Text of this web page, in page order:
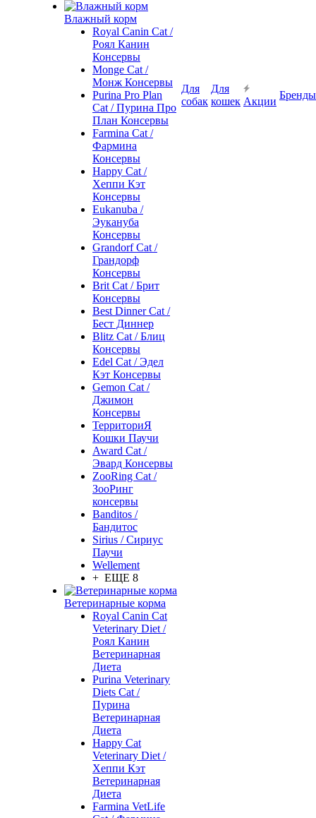
Влажный корм
Royal Canin Cat /
Роял Канин
Консервы
Monge Cat /
Монж Консервы
Purina Pro Plan
Cat / Пурина Про
План Консервы
Farmina Cat /
Фармина
Консервы
Happy Cat /
Хеппи Кэт
Консервы
Eukanuba /
Эукануба
Консервы
Grandorf Cat /
Грандорф
Консервы
Brit Cat / Брит
Консервы
Best Dinner Cat /
Бест Диннер
Blitz Cat / Блиц
Консервы
Edel Cat / Эдел
Кэт Консервы
Gemon Cat /
Джимон
Консервы
ТерриториЯ
Кошки Паучи
Award Cat /
Эвард Консервы
ZooRing Cat /
ЗооРинг
консервы
Banditos /
Бандитос
Sirius / Сириус
Паучи
Wellement
+ ЕЩЕ 8
Ветеринарные корма
Royal Canin Cat
Veterinary Diet /
Роял Канин
Ветеринарная
Диета
Purina Veterinary
Diets Cat /
Пурина
Ветеринарная
Диета
Happy Cat
Veterinary Diet /
Хеппи Кэт
Ветеринарная
Диета
Farmina VetLife
Для
собак
Для
кошек Акции
Бренды